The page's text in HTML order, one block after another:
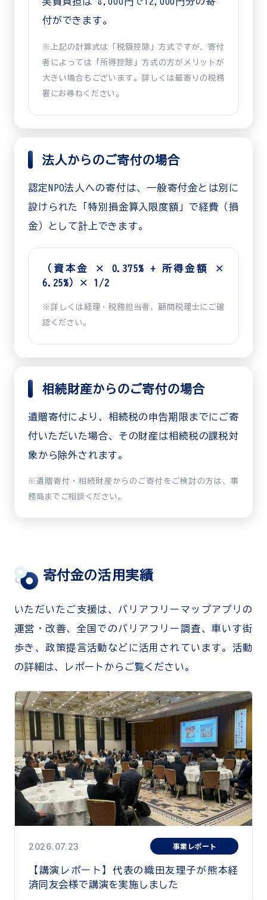
付ができます。
※上記の計算式は「税額控除」方式ですが、寄付
者によっては「所得控除」方式の方がメリットが
大きい場合もございます。詳しくは最寄りの税務
署にお尋ねください。
法人からのご寄付の場合
認定NPO法人への寄付は、一般寄付金とは別に
設けられた「特別損金算入限度額」で経費（損
金）として計上できます。
（資本金 × 0.375% + 所得金額 ×
6.25%）× 1/2
※詳しくは経理・税務担当者、顧問税理士にご確
認ください。
相続財産からのご寄付の場合
遺贈寄付により、相続税の申告期限までにご寄
付いただいた場合、その財産は相続税の課税対
象から除外されます。
※遺贈寄付・相続財産からのご寄付をご検討の方は、事
務局までご相談ください。
寄付金の活用実績
いただいたご支援は、バリアフリーマップアプリの
運営・改善、全国でのバリアフリー調査、車いす街
歩き、政策提言活動などに活用されています。活動
の詳細は、レポートからご覧ください。
2026.07.23 事業レポート
【講演レポート】代表の織田友理子が熊本経
済同友会様で講演を実施しました